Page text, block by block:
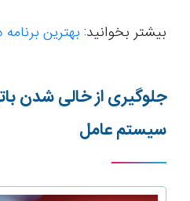
بیشتر بخوانید: بهترین برنامه
جلوگیری از خالی شدن
سیستم عامل